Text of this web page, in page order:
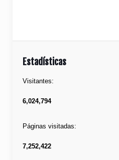
Estadísticas
Visitantes:
6,024,794
Páginas visitadas:
7,252,422